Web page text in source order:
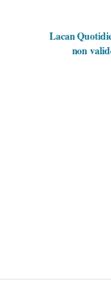
Lacan
non